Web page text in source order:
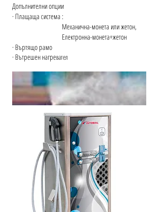
Допълнителни опции
· Плащаща система :
Механична-монета или жетон,
Електронна-монета+жетон
· Въртящо рамо
· Вътрешен нагревател